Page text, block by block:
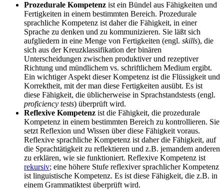
Prozedurale Kompetenz ist ein Bündel aus Fähigkeiten und
Fertigkeiten in einem bestimmten Bereich. Prozedurale
sprachliche Kompetenz ist daher die Fähigkeit, in einer
Sprache zu denken und zu kommunizieren. Sie läßt sich
aufgliedern in eine Menge von Fertigkeiten (engl. skills), die
sich aus der Kreuzklassifikation der binären
Unterscheidungen zwischen produktiver und rezeptiver
Richtung und mündlichem vs. schriftlichem Medium ergibt.
Ein wichtiger Aspekt dieser Kompetenz ist die Flüssigkeit und
Korrektheit, mit der man diese Fertigkeiten ausübt. Es ist
diese Fähigkeit, die üblicherweise in Sprachstandstests (engl.
proficiency tests) überprüft wird.
Reflexive Kompetenz ist die Fähigkeit, die prozedurale
Kompetenz in einem bestimmten Bereich zu kontrollieren. Sie
setzt Reflexion und Wissen über diese Fähigkeit voraus.
Reflexive sprachliche Kompetenz ist daher die Fähigkeit, auf
die Sprachtätigkeit zu reflektieren und z.B. jemandem anderen
zu erklären, wie sie funktioniert. Reflexive Kompetenz ist
rekursiv; eine höhere Stufe reflexiver sprachlicher Kompetenz
ist linguistische Kompetenz. Es ist diese Fähigkeit, die z.B. in
einem Grammatiktest überprüft wird.